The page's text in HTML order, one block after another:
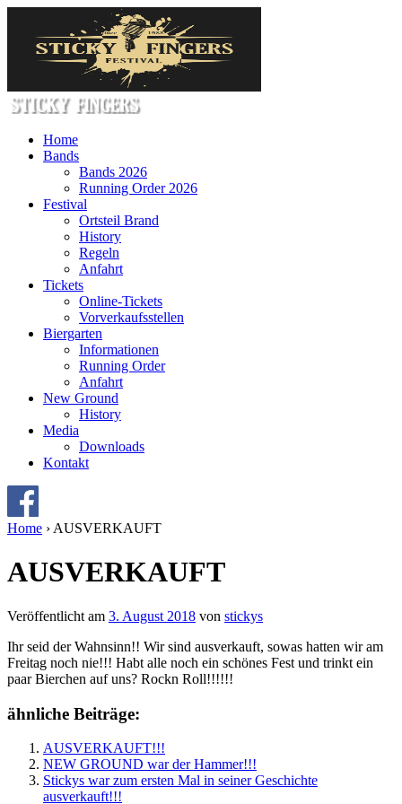
Home
Bands
Bands 2026
Running Order 2026
Festival
Ortsteil Brand
History
Regeln
Anfahrt
Tickets
Online-Tickets
Vorverkaufsstellen
Biergarten
Informationen
Running Order
Anfahrt
New Ground
History
Media
Downloads
Kontakt
Home › AUSVERKAUFT
AUSVERKAUFT
Veröffentlicht am 3. August 2018 von stickys
Ihr seid der Wahnsinn!! Wir sind ausverkauft, sowas hatten wir am
Freitag noch nie!!! Habt alle noch ein schönes Fest und trinkt ein
paar Bierchen auf uns? Rockn Roll!!!!!!
ähnliche Beiträge:
AUSVERKAUFT!!!
NEW GROUND war der Hammer!!!
Stickys war zum ersten Mal in seiner Geschichte
ausverkauft!!!